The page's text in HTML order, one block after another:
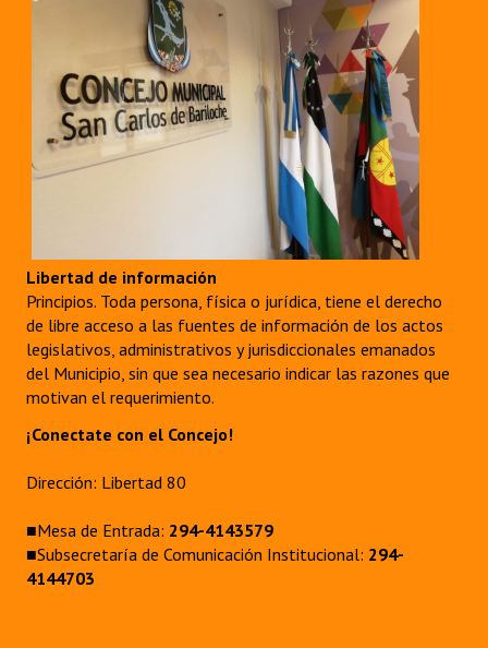
Libertad de información
Principios. Toda persona, física o jurídica, tiene el derecho
de libre acceso a las fuentes de información de los actos
legislativos, administrativos y jurisdiccionales emanados
del Municipio, sin que sea necesario indicar las razones que
motivan el requerimiento.
¡Conectate con el Concejo!
Dirección: Libertad 80
■Mesa de Entrada: 294-4143579
■Subsecretaría de Comunicación Institucional: 294-
4144703